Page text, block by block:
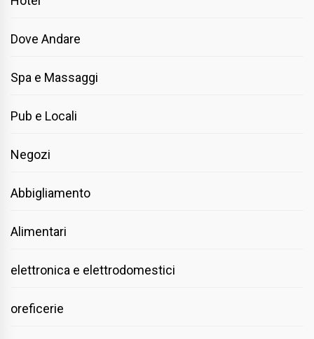
Dove Andare
Spa e Massaggi
Pub e Locali
Negozi
Abbigliamento
Alimentari
elettronica e elettrodomestici
oreficerie